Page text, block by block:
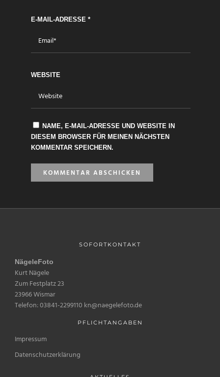
E-MAIL-ADRESSE *
WEBSITE
NAME, E-MAIL-ADRESSE UND WEBSITE IN
DIESEM BROWSER FÜR MEINEN NÄCHSTEN
KOMMENTAR SPEICHERN.
SOFORTKONTAKT
NägeleFoto
Kurt Nägele
Zum Festplatz 23
23966 Wismar
Telefon: 03841-2299110 kn@naegelefoto.de
PFLICHTANGABEN
Impressum
Datenschutzerklärung